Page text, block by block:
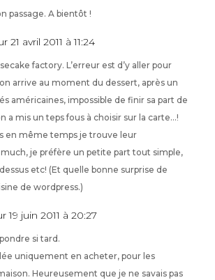
passage. A bientôt !
21 avril 2011 à 11:24
factory. L’erreur est d’y aller pour
arrive au moment du dessert, après un
américaines, impossible de finir sa part de
a mis un teps fous à choisir sur la carte…!
en même temps je trouve leur
je préfère un petite part tout simple,
etc! (Et quelle bonne surprise de
de wordpress.)
19 juin 2011 à 20:27
si tard.
uniquement en acheter, pour les
Heureusement que je ne savais pas